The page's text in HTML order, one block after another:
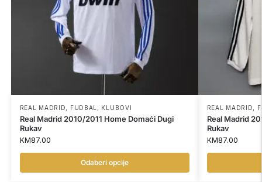
REAL MADRID FUDBAL KLUBOVI
Real Madrid 2010/2011 Home Domaći Dugi
Rukav
KM87.00
Odaberi opcije
REAL MADRID
Real Madrid
Rukav
KM87.00